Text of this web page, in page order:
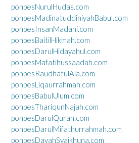
ponpesNurulHudas.com
ponpesMadinatuddiniyahBabul.com
ponpesInsanMadani.com
ponpesBaitilHikmah.com
ponpesDarulHidayahul.com
ponpesMafatihussaadah.com
ponpesRaudhatulAla.com
ponpesLiqaurrahmah.com
ponpesBabulUlum.com
ponpesThariqunNajah.com
ponpesDarulQuran.com
ponpesDarulMifathurrahmah.com
ponpesDayahSyaikhuna.com